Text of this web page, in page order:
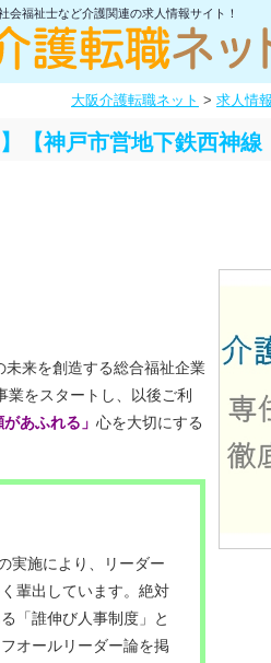
会福祉士など介護関連の求人情報サイト！
大阪介護転職ネット > 求人情報
】【神戸市営地下鉄西
未来を創造する総合福祉企業
をスタートし、以後ご利
あふれる」 心を大切にする
実施により、リーダー
輩出しています。絶対
「誰伸び人事制度」と
オールリーダー論を掲